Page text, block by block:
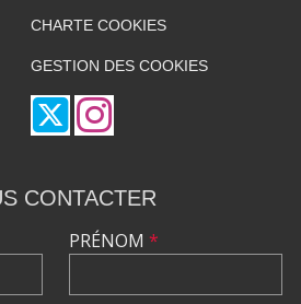
CHARTE COOKIES
GESTION DES COOKIES
CONTACTER
PRÉNOM *